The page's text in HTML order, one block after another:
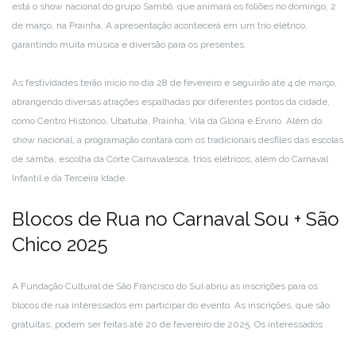
está o show nacional do grupo Sambô, que animará os foliões no domingo, 2
de março, na Prainha. A apresentação acontecerá em um trio elétrico,
garantindo muita música e diversão para os presentes.
As festividades terão início no dia 28 de fevereiro e seguirão até 4 de março,
abrangendo diversas atrações espalhadas por diferentes pontos da cidade,
como Centro Histórico, Ubatuba, Prainha, Vila da Glória e Ervino. Além do
show nacional, a programação contará com os tradicionais desfiles das escolas
de samba, escolha da Corte Carnavalesca, trios elétricos, além do Carnaval
Infantil e da Terceira Idade.
Blocos de Rua no Carnaval Sou + São
Chico 2025
A Fundação Cultural de São Francisco do Sul abriu as inscrições para os
blocos de rua interessados em participar do evento. As inscrições, que são
gratuitas, podem ser feitas até 20 de fevereiro de 2025. Os interessados